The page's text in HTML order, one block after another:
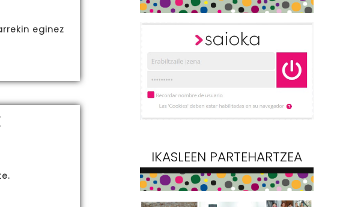
eginez
IKASLEEN PARTEHARTZEA